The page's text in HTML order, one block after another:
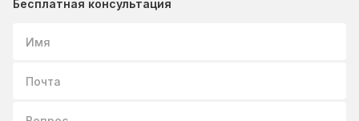
Бесплатная консультация